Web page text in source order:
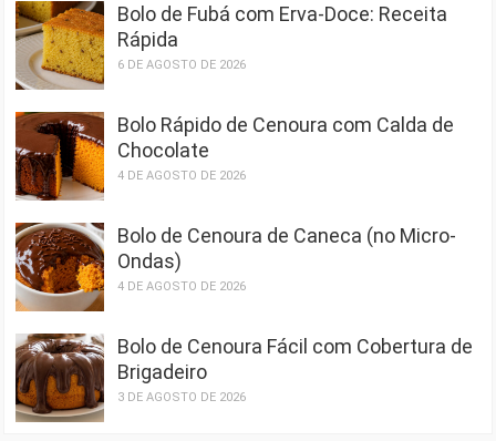
Bolo de Fubá com Erva-Doce: Receita
Rápida
6 DE AGOSTO DE 2026
Bolo Rápido de Cenoura com Calda de
Chocolate
4 DE AGOSTO DE 2026
Bolo de Cenoura de Caneca (no Micro-
Ondas)
4 DE AGOSTO DE 2026
Bolo de Cenoura Fácil com Cobertura de
Brigadeiro
3 DE AGOSTO DE 2026